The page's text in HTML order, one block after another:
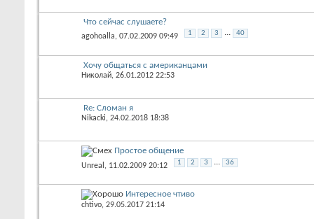
Что сейчас слушаете?
agohoalla, 07.02.2009 09:49 1 2 3 ... 40
Хочу общаться с американцами
Николай, 26.01.2012 22:53
Re: Сломан я
Nikacki, 24.02.2018 18:38
Простое общение
Unreal, 11.02.2009 20:12 1 2 3 ... 36
Интересное чтиво
chtivo, 29.05.2017 21:14